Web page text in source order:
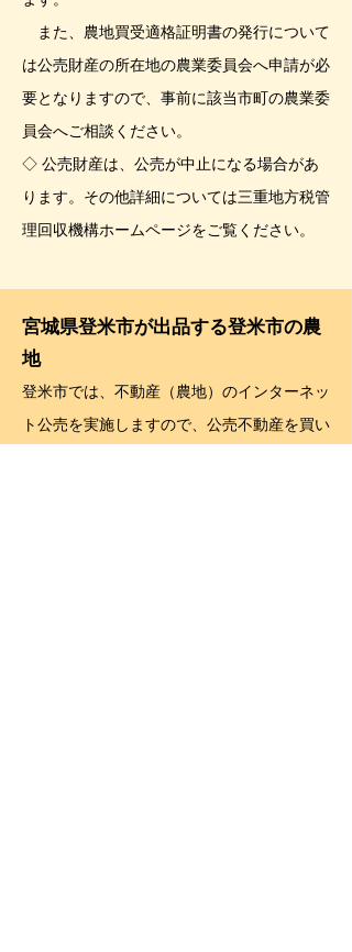
また、農地買受適格証明書の発行について
は公売財産の所在地の農業委員会へ申請が必
要となりますので、事前に該当市町の農業委
員会へご相談ください。
◇ 公売財産は、公売が中止になる場合があ
ります。その他詳細については三重地方税管
理回収機構ホームページをご覧ください。
宮城県登米市が出品する登米市の農
地
登米市では、不動産（農地）のインターネッ
ト公売を実施しますので、公売不動産を買い